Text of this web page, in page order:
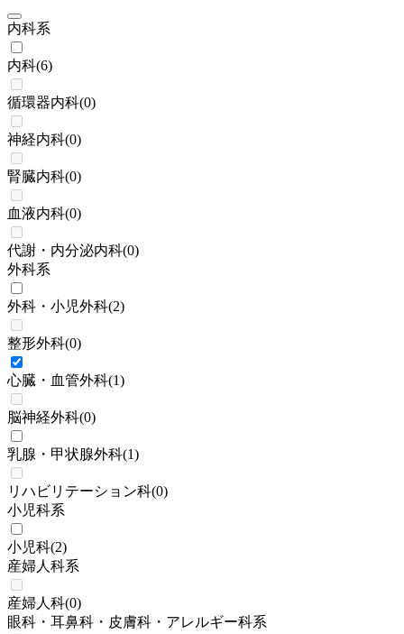
内科系
内科(6)
循環器内科(0)
神経内科(0)
腎臓内科(0)
血液内科(0)
代謝・内分泌内科(0)
外科系
外科・小児外科(2)
整形外科(0)
心臓・血管外科(1)
脳神経外科(0)
乳腺・甲状腺外科(1)
リハビリテーション科(0)
小児科系
小児科(2)
産婦人科系
産婦人科(0)
眼科・耳鼻科・皮膚科・アレルギー科系